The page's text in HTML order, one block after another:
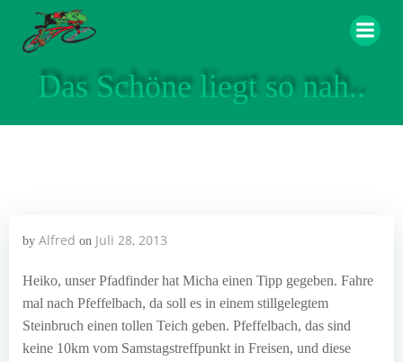
Das Schöne liegt so nah..
by Alfred on Juli 28, 2013
Heiko, unser Pfadfinder hat Micha einen Tipp gegeben. Fahre
mal nach Pfeffelbach, da soll es in einem stillgelegtem
Steinbruch einen tollen Teich geben. Pfeffelbach, das sind
keine 10km vom Samstagstreffpunkt in Freisen, und diese